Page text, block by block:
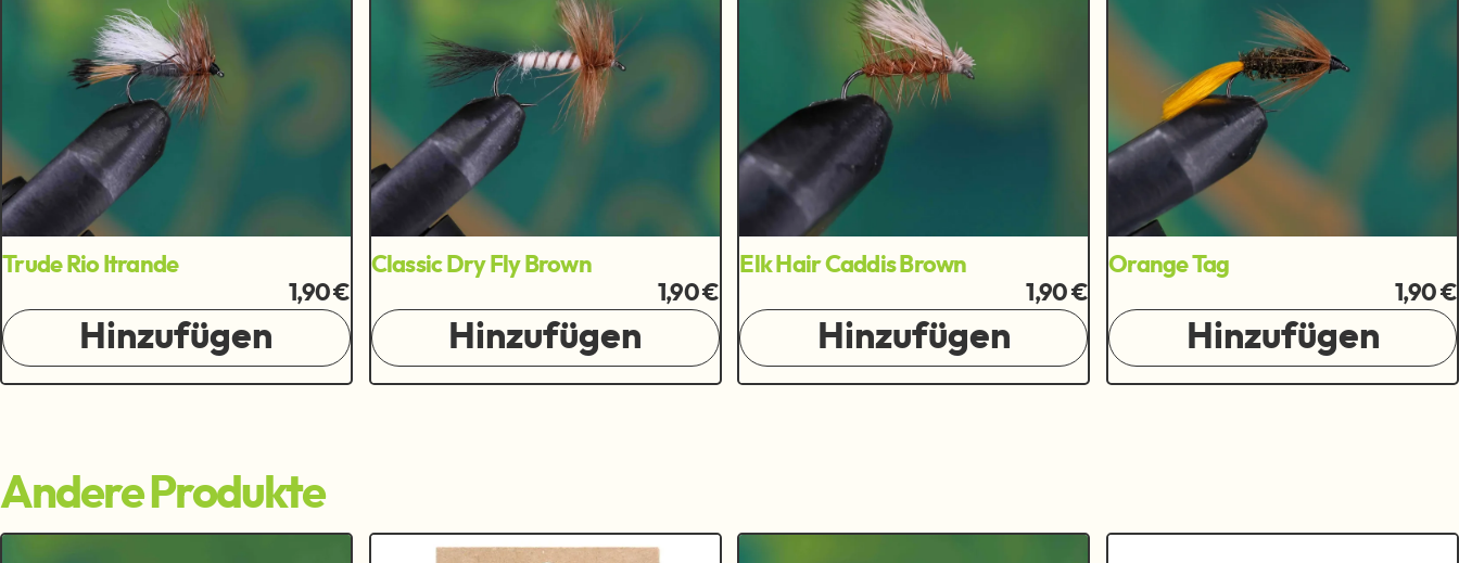
Trude Rio Itrande
1,90 €
Hinzufügen
Classic Dry Fly Brown
1,90 €
Hinzufügen
Elk Hair Caddis Brown
1,90 €
Hinzufügen
Orange Tag
1,90 €
Hinzufügen
Andere Produkte